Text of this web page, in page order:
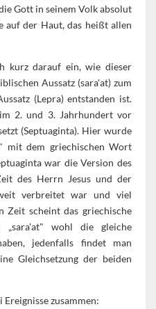
Gott in seinem Volk absolut
auf der Haut, das heißt allen
kurz darauf ein, wie dieser
Aussatz (sara'at) zum
(Lepra) entstanden ist.
2. und 3. Jahrhundert vor
(Septuaginta). Hier wurde
mit dem griechischen Wort
war die Version des
des Herrn Jesus und der
verbreitet war und viel
Zeit scheint das griechische
„sara'at" wohl die gleiche
jedenfalls findet man
Gleichsetzung der beiden
zusammen: